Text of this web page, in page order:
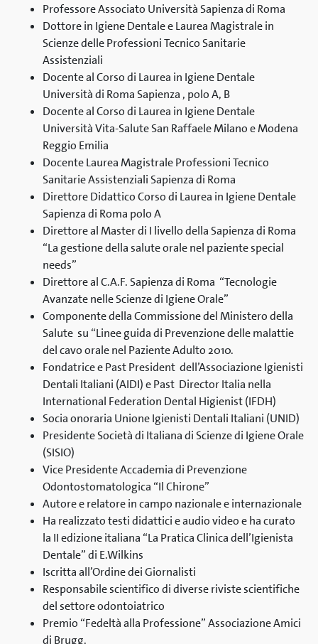
Professore Associato Università Sapienza di Roma
Dottore in Igiene Dentale e Laurea Magistrale in
Scienze delle Professioni Tecnico Sanitarie
Assistenziali
Docente al Corso di Laurea in Igiene Dentale
Università di Roma Sapienza , polo A, B
Docente al Corso di Laurea in Igiene Dentale
Università Vita-Salute San Raffaele Milano e Modena
Reggio Emilia
Docente Laurea Magistrale Professioni Tecnico
Sanitarie Assistenziali Sapienza di Roma
Direttore Didattico Corso di Laurea in Igiene Dentale
Sapienza di Roma polo A
Direttore al Master di I livello della Sapienza di Roma
“La gestione della salute orale nel paziente special
needs”
Direttore al C.A.F. Sapienza di Roma “Tecnologie
Avanzate nelle Scienze di Igiene Orale”
Componente della Commissione del Ministero della
Salute su “Linee guida di Prevenzione delle malattie
del cavo orale nel Paziente Adulto 2010.
Fondatrice e Past President dell’Associazione Igienisti
Dentali Italiani (AIDI) e Past Director Italia nella
International Federation Dental Higienist (IFDH)
Socia onoraria Unione Igienisti Dentali Italiani (UNID)
Presidente Società di Italiana di Scienze di Igiene Orale
(SISIO)
Vice Presidente Accademia di Prevenzione
Odontostomatologica “Il Chirone”
Autore e relatore in campo nazionale e internazionale
Ha realizzato testi didattici e audio video e ha curato
la II edizione italiana “La Pratica Clinica dell’Igienista
Dentale” di E.Wilkins
Iscritta all’Ordine dei Giornalisti
Responsabile scientifico di diverse riviste scientifiche
del settore odontoiatrico
Premio “Fedeltà alla Professione” Associazione Amici
di Brugg.